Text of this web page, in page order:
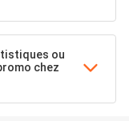
ou
chez